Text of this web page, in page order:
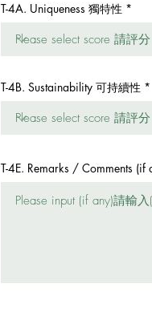
T-4A. Uniqueness 獨特性
T-4B. Sustainability 可持續性
T-4E. Remarks / Comments